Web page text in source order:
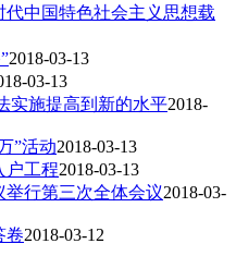
代中国特色社会主义思想载
2018-03-13
03-13
实施提高到新的水平2018-
”活动2018-03-13
户工程2018-03-13
举行第三次全体会议2018-03-
卷2018-03-12